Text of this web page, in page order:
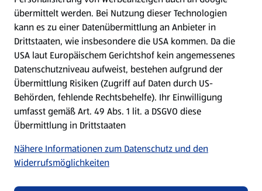
Meine Meinung. Mein HOFER.
Gutscheingroßbestellung
(öffnet in einem neuen Tab)
Folge uns hier:
Jetzt die HOFER App downloaden
übermittelt werden. Bei Nutzung dieser Technologien
kann es zu einer Datenübermittlung an Anbieter in
Drittstaaten, wie insbesondere die USA kommen. Da die
USA laut Europäischem Gerichtshof kein angemessenes
Datenschutzniveau aufweist, bestehen aufgrund der
Übermittlung Risiken (Zugriff auf Daten durch US-
Behörden, fehlende Rechtsbehelfe). Ihr Einwilligung
umfasst gemäß Art. 49 Abs. 1 lit. a DSGVO diese
Übermittlung in Drittstaaten
Nähere Informationen zum Datenschutz und den
Widerrufsmöglichkeiten